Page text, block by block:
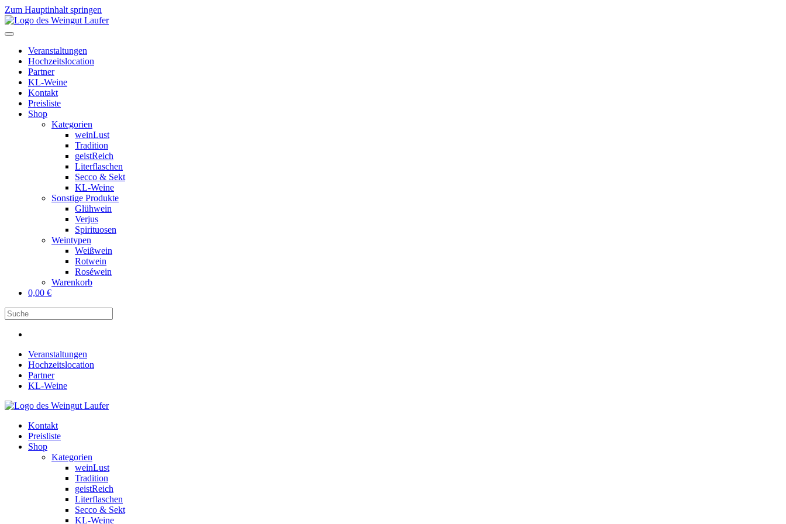
Zum Hauptinhalt springen
Veranstaltungen
Hochzeitslocation
Partner
KL-Weine
Kontakt
Preisliste
Shop
Kategorien
weinLust
Tradition
geistReich
Literflaschen
Secco & Sekt
KL-Weine
Sonstige Produkte
Glühwein
Verjus
Spirituosen
Weintypen
Weißwein
Rotwein
Roséwein
Warenkorb
0,00 €
Veranstaltungen
Hochzeitslocation
Partner
KL-Weine
Kontakt
Preisliste
Shop
Kategorien
weinLust
Tradition
geistReich
Literflaschen
Secco & Sekt
KL-Weine